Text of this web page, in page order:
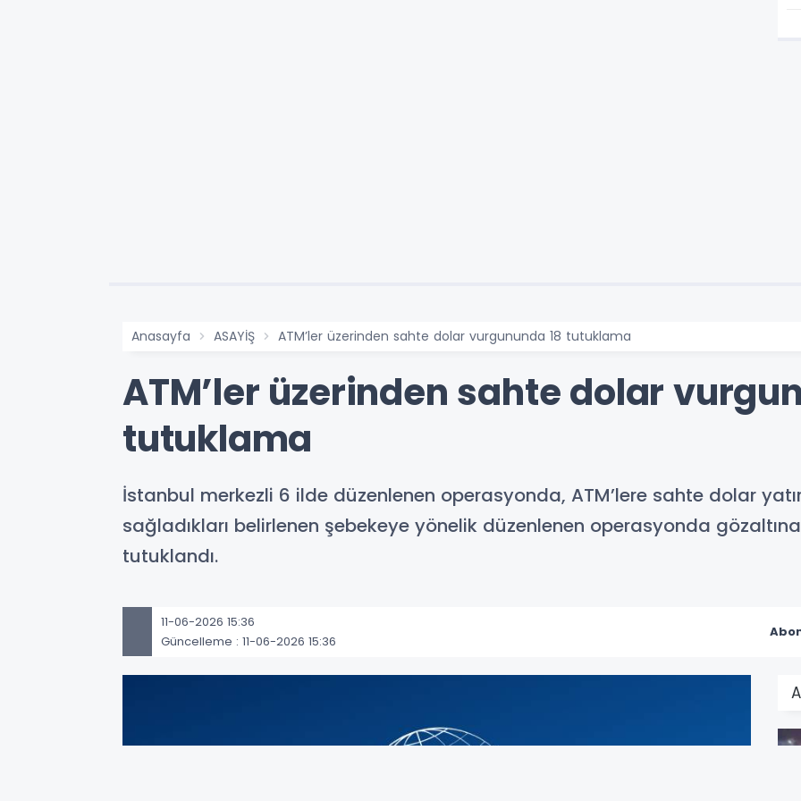
Anasayfa ASAYİŞ ATM’ler üzerinden sahte dolar vurgununda 18 tutuklama
ATM’ler üzerinden sahte dolar
tutuklama
İstanbul merkezli 6 ilde düzenlenen operasyonda, ATM’lere sahte dolar
sağladıkları belirlenen şebekeye yönelik düzenlenen operasyonda gözaltına
tutuklandı.
11-06-2026 15:36
Güncelleme : 11-06-2026 15:36